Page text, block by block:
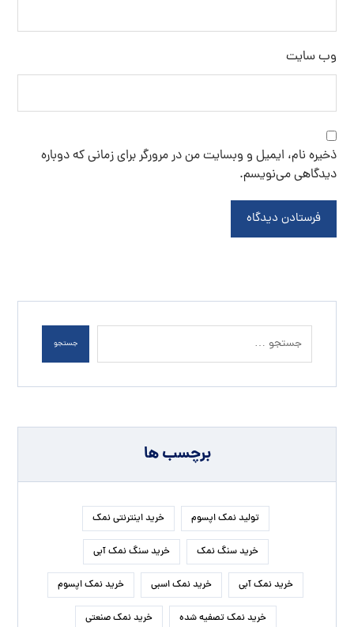
وب‌ سایت
ذخیره نام، ایمیل و وبسایت من در مرورگر برای زمانی که دوباره
دیدگاهی می‌نویسم.
فرستادن دیدگاه
جستجو
برچسب ها
تولید نمک اپسوم خرید اینترنتی نمک
خرید سنگ نمک خرید سنگ نمک آبی
خرید نمک آبی خرید نمک اسبی خرید نمک اپسوم
خرید نمک تصفیه شده خرید نمک صنعتی